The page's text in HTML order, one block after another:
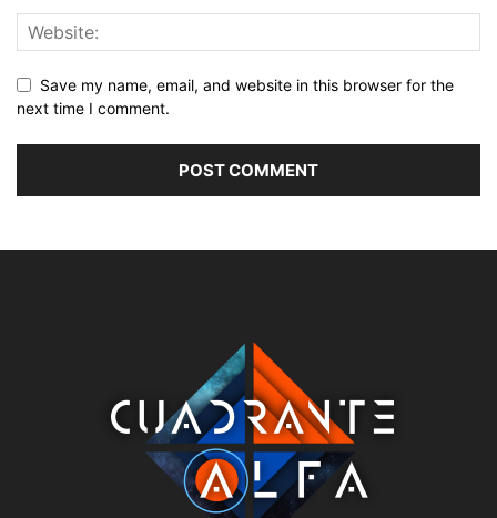
Save my name, email, and website in this browser for the
next time I comment.